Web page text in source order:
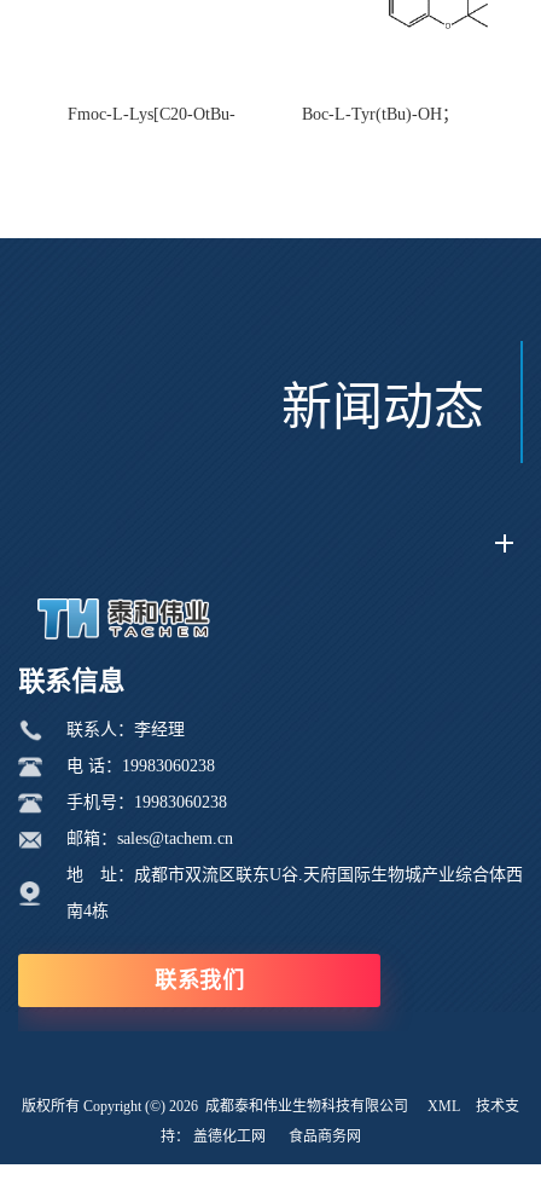
Fmoc-L-Lys[C20-OtBu-
Boc-L-Tyr(tBu)-OH；
新闻动态
联系信息
联系人：李经理
电 话：19983060238
手机号：19983060238
邮箱：sales@tachem.cn
地 址：成都市双流区联东U谷.天府国际生物城产业综合体西
南4栋
联系我们
版权所有 Copyright (©) 2026 成都泰和伟业生物科技有限公司 XML
技术支
持： 盖德化工网 食品商务网